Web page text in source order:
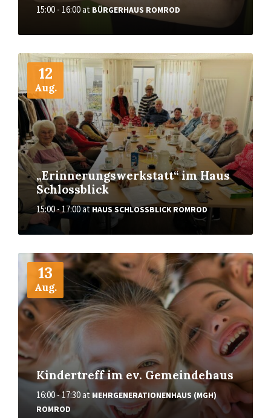
15:00 - 16:00at BÜRGERHAUS ROMROD
12
Aug.
„Erinnerungswerkstatt“ im Haus
Schlossblick
15:00 - 17:00atHAUS SCHLOSSBLICK ROMROD
More
13
Aug.
Kindertreff im ev. Gemeindehaus
16:00 - 17:30at MEHRGENERATIONENHAUS (MGH)
ROMROD
More